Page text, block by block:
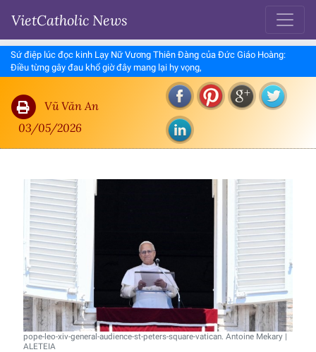
VietCatholic News
Sứ điệp lúc đọc kinh Lạy Nữ Vương Thiên Đàng của Đức Giáo Hoàng:
Điều từng gây đau khổ giờ đây mang lại hy vọng,
Vũ Văn An
03/05/2026
pope-leo-xiv-general-audience-st-peters-square-vatican. Antoine Mekary |
ALETEIA